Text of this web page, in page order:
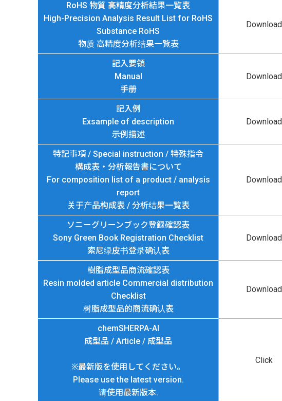
RoHS 物質 高精度分析結果一覧表
High-Precision Analysis Result List for RoHS
Substance RoHS
物质 高精度分析结果一覧表
Download
記入要領
Manual
手册
Download
記入例
Exsample of description
示例描述
Download
特記事項 / Special instruction / 特殊指令
構成表・分析報告書について
For composition list of a product / analysis
report
关于产品构成表 / 分析结果一覧表
Download
ソニーグリーンブック登録確認表
Sony Green Book Registration Checklist
索尼绿皮书登录确认表
Download
樹脂成型品商流確認表
Resin molded article Commercial distribution
Checklist
树脂成型品的商流确认表
Download
chemSHERPA-AI
成型品 / Article / 成型品
※最新版を使用してください。
Please use the latest version.
请使用最新版本.
Click